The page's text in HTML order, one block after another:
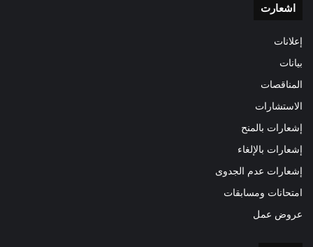
اشعارت
إعلانات
بيانات
المناقصات
الاستشارات
إشعارات بالمنح
إشعارات بالإلغاء
إشعارات عدم الجدوى
امتحانات ومسابقات
عروض عمل